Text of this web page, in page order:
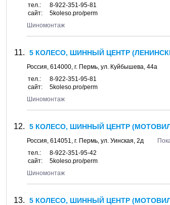
тел.:
8-922-351-95-81
сайт:
5koleso.pro/perm
Шиномонтаж
5 КОЛЕСО, ШИННЫЙ ЦЕНТР
Россия, 614000, г. Пермь, ул. Куйбышева, 44а
тел.:
8-922-351-95-81
сайт:
5koleso.pro/perm
Шиномонтаж
5 КОЛЕСО, ШИННЫЙ ЦЕНТР
Россия, 614051, г. Пермь, ул. Уинская, 2д
тел.:
8-922-351-95-42
сайт:
5koleso.pro/perm
Шиномонтаж
5 КОЛЕСО, ШИННЫЙ ЦЕНТР